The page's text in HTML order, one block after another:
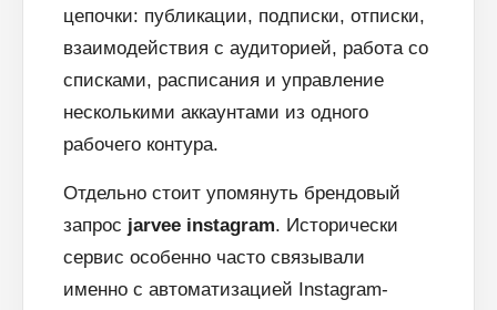
цепочки: публикации, подписки, отписки,
взаимодействия с аудиторией, работа со
списками, расписания и управление
несколькими аккаунтами из одного
рабочего контура.
Отдельно стоит упомянуть брендовый
запрос jarvee instagram. Исторически
сервис особенно часто связывали
именно с автоматизацией Instagram-